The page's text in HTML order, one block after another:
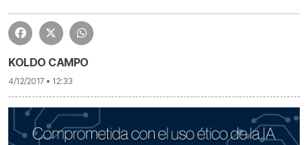
KOLDO CAMPO
4/12/2017 • 12:33